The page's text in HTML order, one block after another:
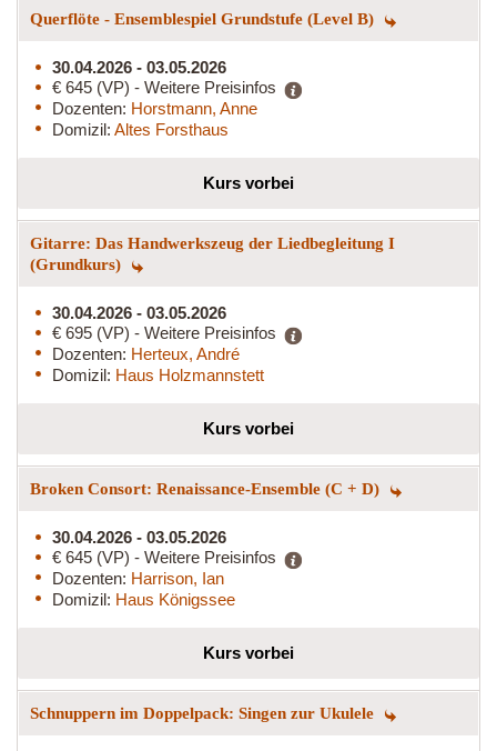
Querflöte - Ensemblespiel Grundstufe (Level B)
30.04.2026 - 03.05.2026
€ 645 (VP) - Weitere Preisinfos
Dozenten: Horstmann, Anne
Domizil: Altes Forsthaus
Kurs vorbei
Gitarre: Das Handwerkszeug der Liedbegleitung I
(Grundkurs)
30.04.2026 - 03.05.2026
€ 695 (VP) - Weitere Preisinfos
Dozenten: Herteux, André
Domizil: Haus Holzmannstett
Kurs vorbei
Broken Consort: Renaissance-Ensemble (C + D)
30.04.2026 - 03.05.2026
€ 645 (VP) - Weitere Preisinfos
Dozenten: Harrison, Ian
Domizil: Haus Königssee
Kurs vorbei
Schnuppern im Doppelpack: Singen zur Ukulele